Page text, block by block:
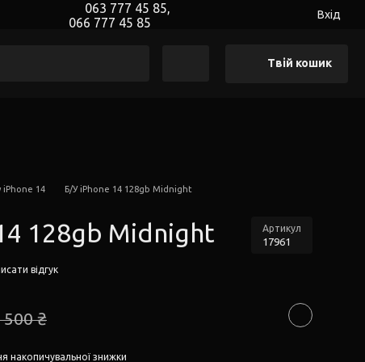
063 777 45 85,
066 777 45 85
Вхід
Твій кошик
iPhone 14 Б/У iPhone 14 128gb Midnight
128gb Midnight Артикул
17961
відгук
500 ₴
накопичувальної знижки